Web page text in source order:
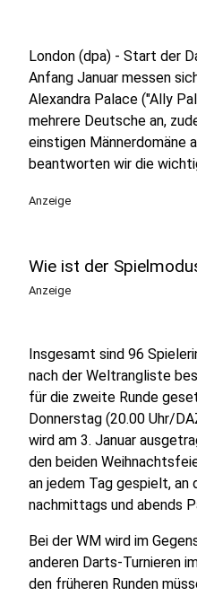
London (dpa) - Start der
Anfang Januar messen
Alexandra Palace ("Ally
mehrere Deutsche an,
einstigen Männerdomäne
beantworten wir die
Anzeige
Wie ist der
Anzeige
Insgesamt sind 96
nach der Weltrangliste
für die zweite Runde
Donnerstag (20.00 Uhr/
wird am 3. Januar
den beiden
an jedem Tag gespielt, an
nachmittags und abends
Bei der WM wird im
anderen Darts-Turnieren
den früheren Runden